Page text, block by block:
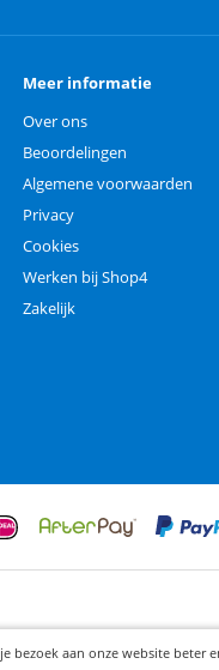
Meer informatie
Over ons
Beoordelingen
Algemene voorwaarden
Privacy
Cookies
Werken bij Shop4
Zakelijk
bezoek aan onze website